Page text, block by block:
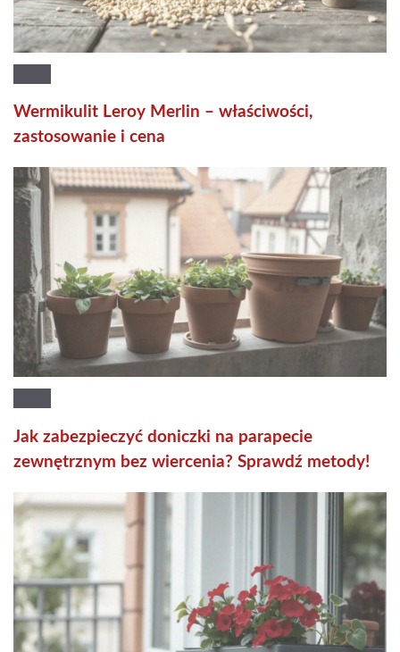
Wermikulit Leroy Merlin – właściwości,
zastosowanie i cena
Jak zabezpieczyć doniczki na parapecie
zewnętrznym bez wiercenia? Sprawdź metody!